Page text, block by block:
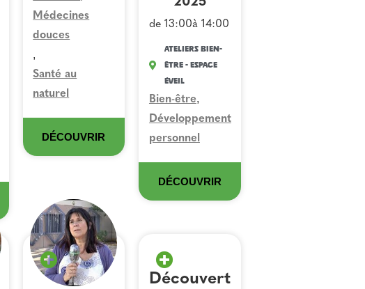
Médecines
douces
,
Santé au
naturel
DÉCOUVRIR
2025
de 13:00à 14:00
Ateliers Bien-
Être - Espace
Éveil
Bien-être,
Développement
personnel
DÉCOUVRIR
Découvert